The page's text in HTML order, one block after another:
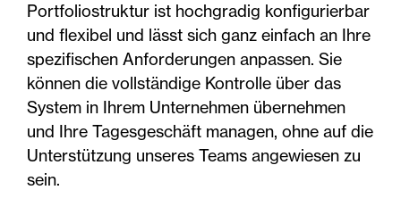
Portfoliostruktur ist hochgradig konfigurierbar
und flexibel und lässt sich ganz einfach an Ihre
spezifischen Anforderungen anpassen. Sie
können die vollständige Kontrolle über das
System in Ihrem Unternehmen übernehmen
und Ihre Tagesgeschäft managen, ohne auf die
Unterstützung unseres Teams angewiesen zu
sein.